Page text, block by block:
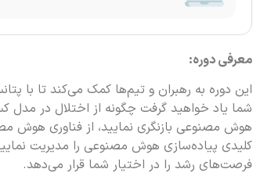
معرفی دوره:
شما یاد خواهید گرفت چگونه از اختلال در مدل
هوش مصنوعی بازنگری نمایید، از فناوری هوش
کلیدی پیاده‌سازی هوش مصنوعی را مدیریت
فرصت‌های رشد را در اختیار شما قرار می‌دهد.